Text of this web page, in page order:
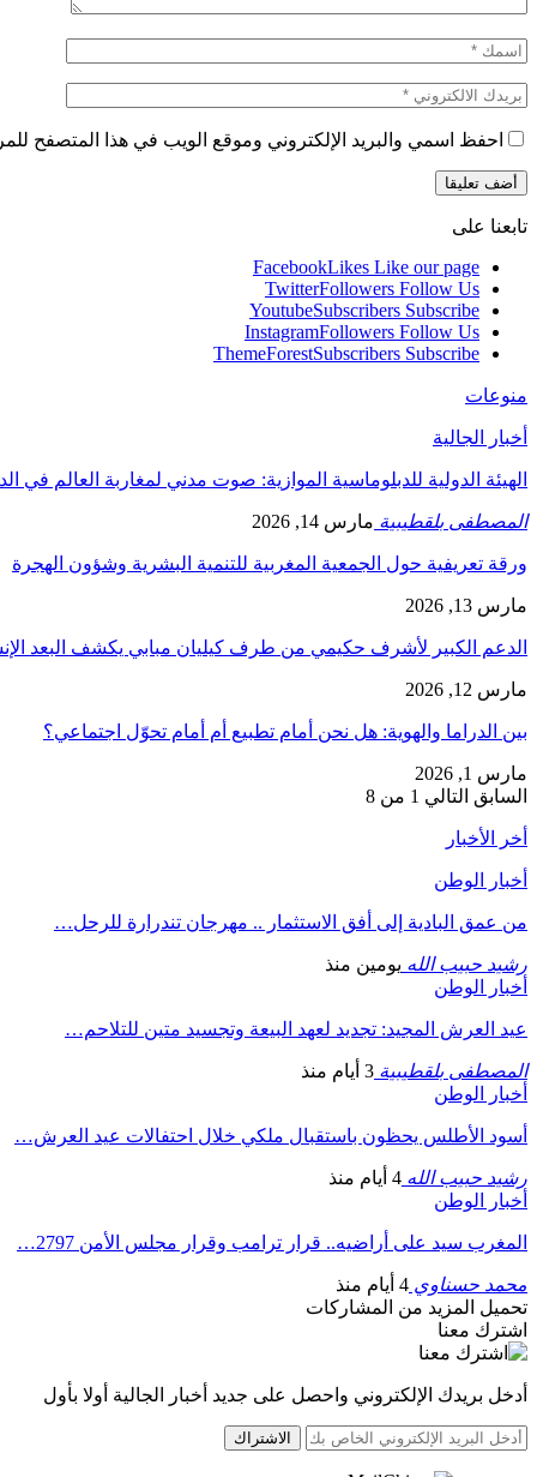
احفظ اسمي والبريد الإلكتروني وموقع الويب في هذا المتصفح
تابعنا على
FacebookLikes Like our page
TwitterFollowers Follow Us
YoutubeSubscribers Subscribe
InstagramFollowers Follow Us
ThemeForestSubscribers Subscribe
منوعات
أخبار الجالية
الهيئة الدولية للدبلوماسية الموازية: صوت مدني لمغاربة العالم في
المصطفى بلقطيبية مارس 14, 2026
ورقة تعريفية حول الجمعية المغربية للتنمية البشرية وشؤون الهجرة
مارس 13, 2026
الدعم الكبير لأشرف حكيمي من طرف كيليان مبابي يكشف البعد
مارس 12, 2026
بين الدراما والهوية: هل نحن أمام تطبيع أم أمام تحوّل اجتماعي؟
مارس 1, 2026
السابق التالي 1 من 8
أخر الأخبار
أخبار الوطن
من عمق البادية إلى أفق الاستثمار .. مهرجان تندرارة للرحل…
رشيد حبيب الله يومين منذ
أخبار الوطن
عيد العرش المجيد: تجديد لعهد البيعة وتجسيد متين للتلاحم…
المصطفى بلقطيبية 3 أيام منذ
أخبار الوطن
أسود الأطلس يحظون باستقبال ملكي خلال احتفالات عيد العرش…
رشيد حبيب الله 4 أيام منذ
أخبار الوطن
المغرب سيد على أراضيه.. قرار ترامب وقرار مجلس الأمن 2797…
محمد حسناوي 4 أيام منذ
تحميل المزيد من المشاركات
اشترك معنا
أدخل بريدك الإلكتروني واحصل على جديد أخبار الجالية أولا بأول
الاشتراك